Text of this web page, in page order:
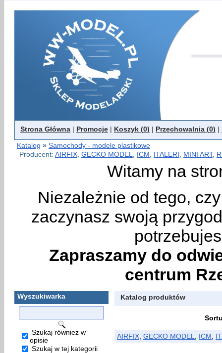
Strona Główna | Promocje | Koszyk (0) | Przechowalnia (0) |
Katalog » Samochody - modele plastikowe
Producent: AIRFIX GECKO MODEL ICM ITALERI MINI ART,
Witamy na
Niezależnie od tego,
zaczynasz swoją
Zapraszamy do
centrum
Wyszukiwarka
Szukaj również w
opisie
Szukaj w tej kategorii
Katalog produktów
AIRFIX GECKO MODEL ICM